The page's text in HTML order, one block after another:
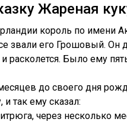
Жареная
король по имени
звали его Грошовый. Он
расколется. Было ему
до своего дня
и так ему сказал:
через несколько